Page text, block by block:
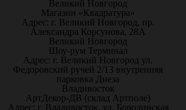
Великий Новгород
Магазин «Квадратура»
Адрес: г. Великий Новгород, пр.
Александра Корсунова, 28А
Великий Новгород
Шоу-рум Терминал
Адрес: г. Великий Новгород ул.
Федоровский ручей 2/13 внутренняя
парковка Диеза
Владивосток
АртДекор-ДВ (склад Артполе)
Адрес: г. Владивосток, ул. Бородинская